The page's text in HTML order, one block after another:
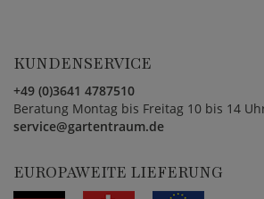
KUNDENSERVICE
+49 (0)3641 4787510
Beratung Montag bis Freitag 10 bis 14
service@gartentraum.de
EUROPAWEITE LIEFERUNG